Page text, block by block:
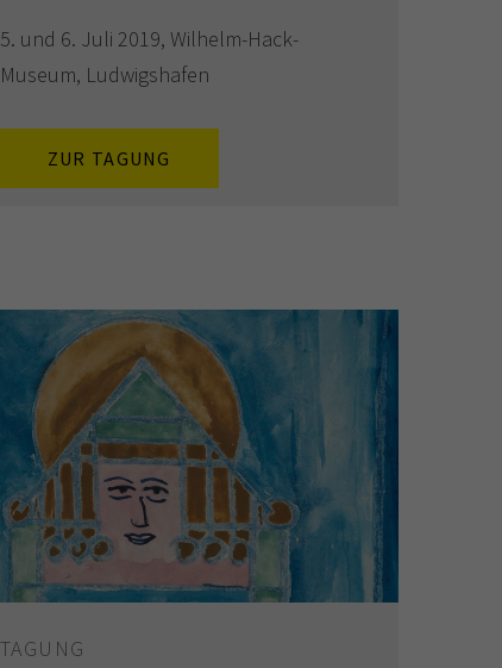
5. und 6. Juli 2019, Wilhelm-Hack-
Museum, Ludwigshafen
ZUR TAGUNG
TAGUNG